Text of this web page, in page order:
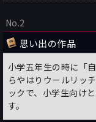
No.2
思い出の作品
小学五年生の時に「
らやはりウールリッ
ックで、小学生向け
す。